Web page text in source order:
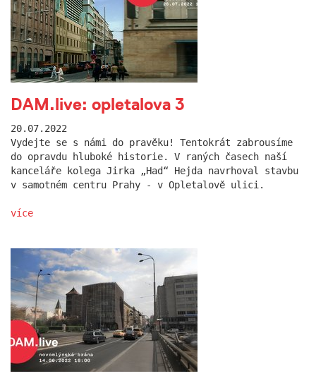
DAM.live: opletalova 3
20.07.2022
Vydejte se s námi do pravěku! Tentokrát zabrousíme
do opravdu hluboké historie. V raných časech naší
kanceláře kolega Jirka „Had“ Hejda navrhoval stavbu
v samotném centru Prahy - v Opletalově ulici.
více